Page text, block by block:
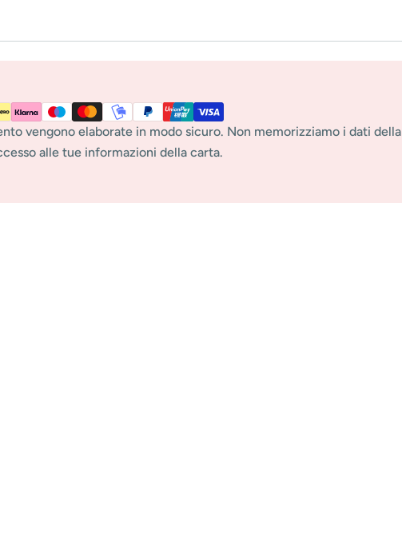
vengono elaborate in modo sicuro. Non memorizziamo i dati della
alle tue informazioni della carta.